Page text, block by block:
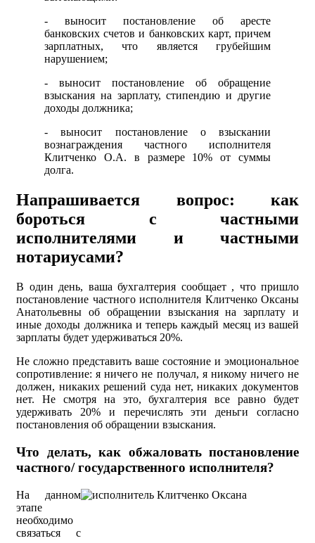
- выносит постановление об аресте
банковских счетов и банковских карт, причем
зарплатных, что является грубейшим
нарушением;
- выносит постановление об обращение
взыскания на зарплату, стипендию и другие
доходы должника;
- выносит постановление о взыскании
вознаграждения частного исполнителя
Клитченко О.А. в размере 10% от суммы
долга.
Напрашивается вопрос: как
бороться с частными
исполнителями и частными
нотариусами?
В один день, ваша бухгалтерия сообщает , что пришло
постановление частного исполнителя Клитченко Оксаны
Анатольевны об обращении взыскания на зарплату и
иные доходы должника и теперь каждый месяц из вашей
зарплаты будет удерживаться 20%.
Не сложно представить ваше состояние и эмоциональное
сопротивление: я ничего не получал, я никому ничего не
должен, никаких решений суда нет, никаких документов
нет. Не смотря на это, бухгалтерия все равно будет
удерживать 20% и перечислять эти деньги согласно
постановления об обращении взыскания.
Что делать, как обжаловать постановление
частного/ государственного исполнителя?
На данном
этапе
необходимо
связаться с